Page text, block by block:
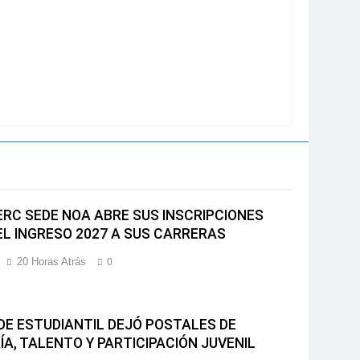
SEDE NOA ABRE SUS INSCRIPCIONES
INGRESO 2027 A SUS CARRERAS
20 Horas Atrás 0
ESTUDIANTIL DEJÓ POSTALES DE
TALENTO Y PARTICIPACIÓN JUVENIL